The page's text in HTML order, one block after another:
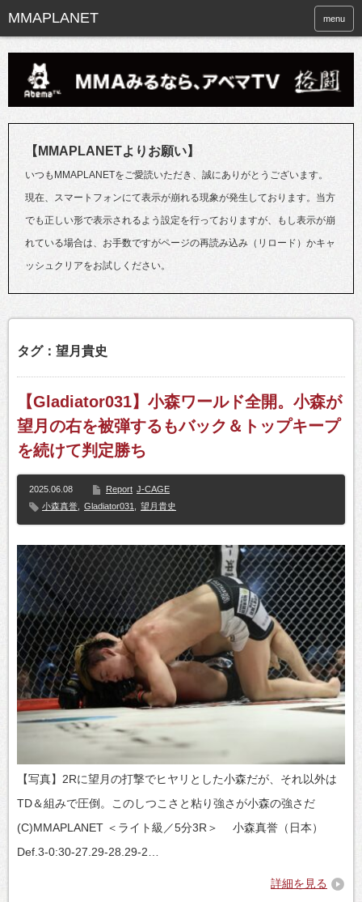
menu
【MMAPLANETよりお願い】
いつもMMAPLANETをご愛読いただき、誠にありがとうございます。
現在、スマートフォンにて表示が崩れる現象が発生しております。当方
でも正しい形で表示されるよう設定を行っておりますが、もし表示が崩
れている場合は、お手数ですがページの再読み込み（リロード）かキャ
ッシュクリアをお試しください。
タグ：望月貴史
【Gladiator031】小森ワールド全開。小森が
望月の右を被弾するもバック＆トップキープ
を続けて判定勝ち
2025.06.08 Report J-CAGE
小森真誉
Gladiator031 望月貴史
【写真】2Rに望月の打撃でヒヤリとした小森だが、それ以外は
TD＆組みで圧倒。このしつこさと粘り強さが小森の強さだ
(C)MMAPLANET ＜ライト級／5分3R＞ 小森真誉（日本）
Def.3-0:30-27.29-28.29-2…
詳細を見る